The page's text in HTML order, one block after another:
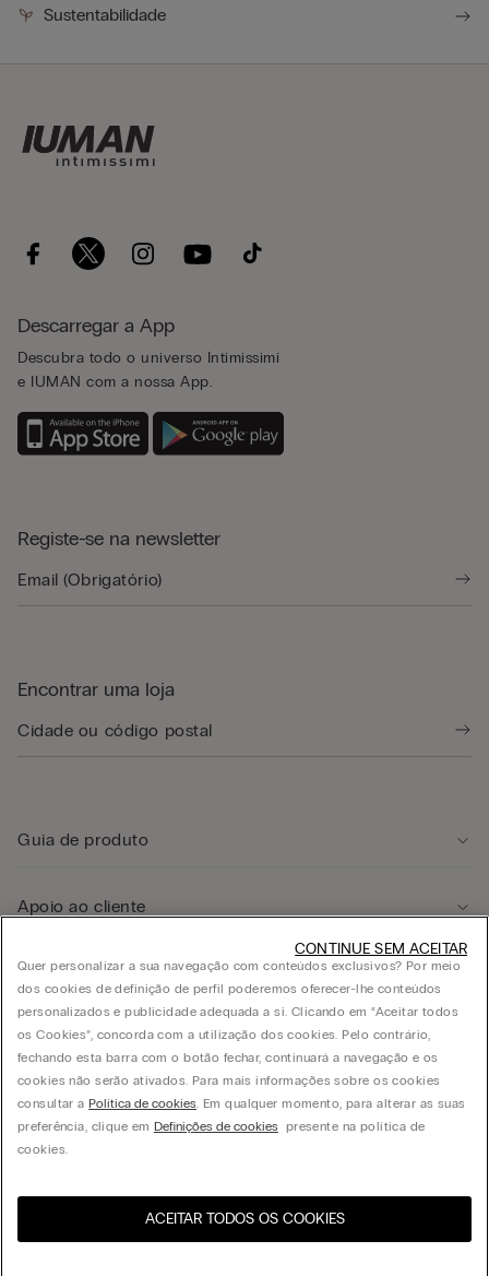
Selecione o tamanho
Sustentabilidade
Descarregar a App
Descubra todo o universo Intimissimi
e IUMAN com a nossa App.
Registe-se na newsletter
Encontrar uma loja
Guia de produto
Apoio ao cliente
Área legal
Empresa
© CALZEDONIA PORTUGAL LDA, Av. Infante D. Henrique, Lt. 312 - 1950-421 Lisboa -
United States
Quer personalizar a sua navegação com conteúdos exclusivos? Por meio
dos cookies de definição de perfil poderemos oferecer-lhe conteúdos
personalizados e publicidade adequada a si. Clicando em “Aceitar todos
os Cookies”, concorda com a utilização dos cookies. Pelo contrário,
fechando esta barra com o botão fechar, continuará a navegação e os
cookies não serão ativados. Para mais informações sobre os cookies
consultar aPolítica de cookies. Em qualquer momento, para alterar as suas
preferência, clique em Definições de cookiespresente na política de
cookies.
ACEITAR TODOS OS COOKIES
CONTINUE SEM ACEITAR